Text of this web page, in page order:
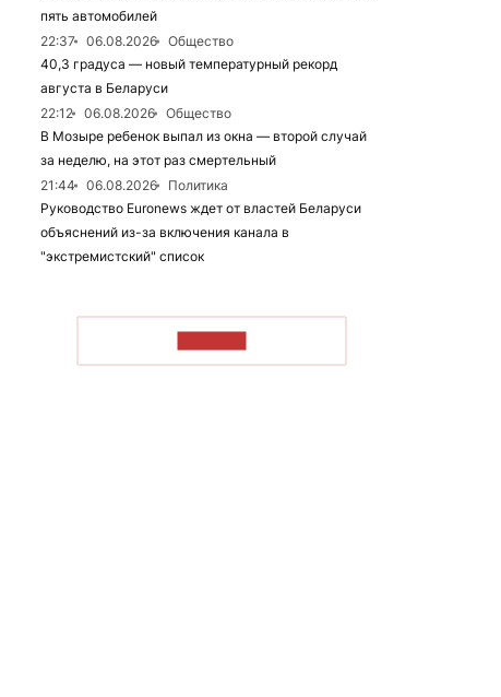
пять автомобилей
22:37
06.08.2026
Общество
40,3 градуса — новый температурный рекорд
августа в Беларуси
22:12
06.08.2026
Общество
В Мозыре ребенок выпал из окна — второй случай
за неделю, на этот раз смертельный
21:44
06.08.2026
Политика
Руководство Euronews ждет от властей Беларуси
объяснений из-за включения канала в
"экстремистский" список